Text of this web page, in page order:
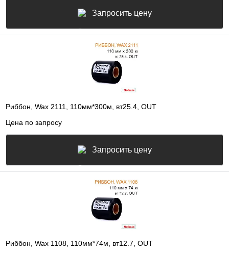
Запросить цену
Риббон, Wax 2111, 110мм*300м, вт25.4, OUT
Цена по запросу
Запросить цену
Риббон, Wax 1108, 110мм*74м, вт12.7, OUT